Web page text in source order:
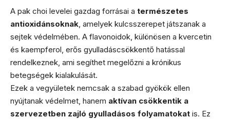
A pak choi levelei gazdag forrásai a természetes
antioxidánsoknak, amelyek kulcsszerepet játszanak a
sejtek védelmében. A flavonoidok, különösen a kvercetin
és kaempferol, erős gyulladáscsökkentő hatással
rendelkeznek, ami segíthet megelőzni a krónikus
betegségek kialakulását.
Ezek a vegyületek nemcsak a szabad gyökök ellen
nyújtanak védelmet, hanem aktívan csökkentik a
szervezetben zajló gyulladásos folyamatokat is. Ez